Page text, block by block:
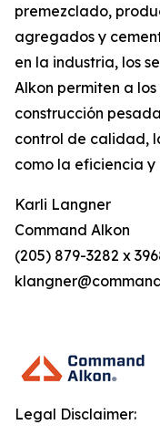
premezclado,
agregados y
en la industria, los
Alkon permiten a
construcción
control de calidad,
como la eficiencia
Karli Langner
Command Alkon
(205) 879-3282 x
Legal Disclaimer: